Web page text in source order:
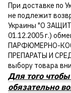
При доставке по
не подлежит
Украины "О
01.12.2005 г.)
ПАРФЮМЕРНО-
ПРЕПАРАТЫ И
выбору товара
Для того
обязательно